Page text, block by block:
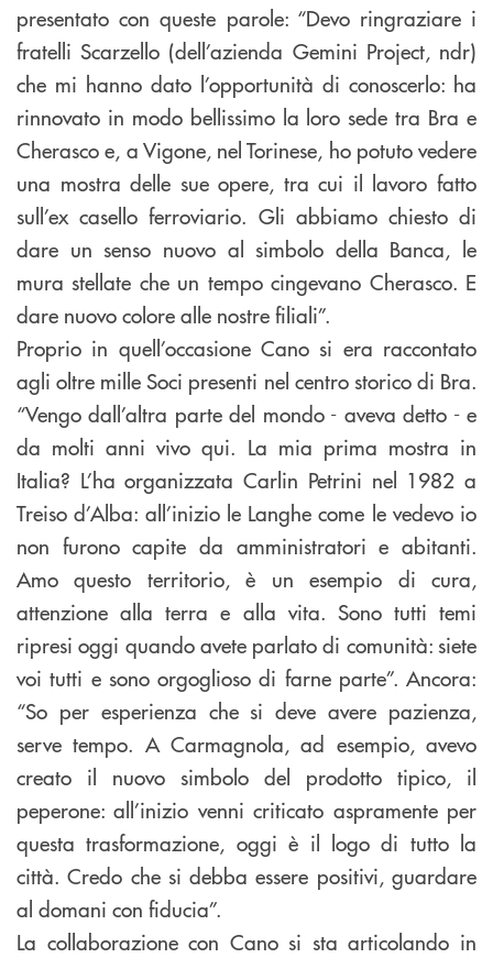
presentato con queste parole: “Devo ringraziare i
fratelli Scarzello (dell’azienda Gemini Project, ndr)
che mi hanno dato l’opportunità di conoscerlo: ha
rinnovato in modo bellissimo la loro sede tra Bra e
Cherasco e, a Vigone, nel Torinese, ho potuto vedere
una mostra delle sue opere, tra cui il lavoro fatto
sull’ex casello ferroviario. Gli abbiamo chiesto di
dare un senso nuovo al simbolo della Banca, le
mura stellate che un tempo cingevano Cherasco. E
dare nuovo colore alle nostre filiali”.
Proprio in quell’occasione Cano si era raccontato
agli oltre mille Soci presenti nel centro storico di Bra.
“Vengo dall’altra parte del mondo - aveva detto - e
da molti anni vivo qui. La mia prima mostra in
Italia? L’ha organizzata Carlin Petrini nel 1982 a
Treiso d’Alba: all’inizio le Langhe come le vedevo io
non furono capite da amministratori e abitanti.
Amo questo territorio, è un esempio di cura,
attenzione alla terra e alla vita. Sono tutti temi
ripresi oggi quando avete parlato di comunità: siete
voi tutti e sono orgoglioso di farne parte”. Ancora:
“So per esperienza che si deve avere pazienza,
serve tempo. A Carmagnola, ad esempio, avevo
creato il nuovo simbolo del prodotto tipico, il
peperone: all’inizio venni criticato aspramente per
questa trasformazione, oggi è il logo di tutto la
città. Credo che si debba essere positivi, guardare
al domani con fiducia”.
La collaborazione con Cano si sta articolando in